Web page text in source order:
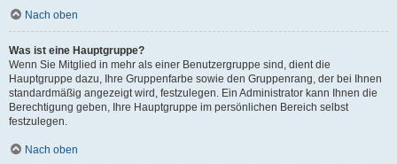
Nach oben
Was ist eine Hauptgruppe?
Wenn Sie Mitglied in mehr als einer Benutzergruppe sind, dient die
Hauptgruppe dazu, Ihre Gruppenfarbe sowie den Gruppenrang, der bei Ihnen
standardmäßig angezeigt wird, festzulegen. Ein Administrator kann Ihnen die
Berechtigung geben, Ihre Hauptgruppe im persönlichen Bereich selbst
festzulegen.
Nach oben